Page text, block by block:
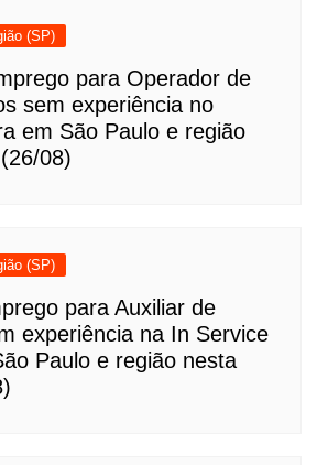
(SP)
para Operador de
sem experiência no
em São Paulo e região
08)
(SP)
para Auxiliar de
experiência na In Service
Paulo e região nesta